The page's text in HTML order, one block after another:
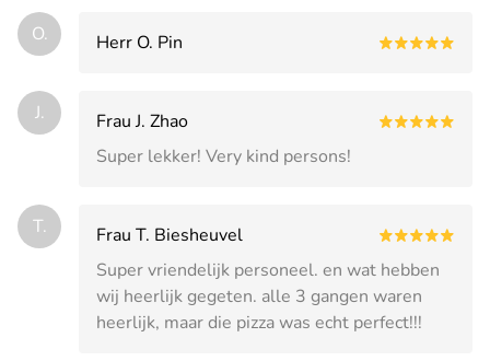
O. Herr O. Pin
J.
Frau J. Zhao
Super lekker! Very kind persons!
T.
Frau T. Biesheuvel
Super vriendelijk personeel. en wat hebben
wij heerlijk gegeten. alle 3 gangen waren
heerlijk, maar die pizza was echt perfect!!!